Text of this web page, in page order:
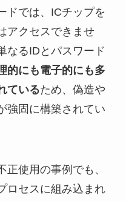
ドでは、ICチップを
アクセスできませ
なるIDとパスワード
的にも電子的にも多
ているため、偽造や
強固に構築されてい
使用の事例でも、
ロセスに組み込まれ